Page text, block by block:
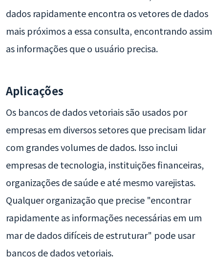
dados rapidamente encontra os vetores de dados
mais próximos a essa consulta, encontrando assim
as informações que o usuário precisa.
Aplicações
Os bancos de dados vetoriais são usados por
empresas em diversos setores que precisam lidar
com grandes volumes de dados. Isso inclui
empresas de tecnologia, instituições financeiras,
organizações de saúde e até mesmo varejistas.
Qualquer organização que precise "encontrar
rapidamente as informações necessárias em um
mar de dados difíceis de estruturar" pode usar
bancos de dados vetoriais.